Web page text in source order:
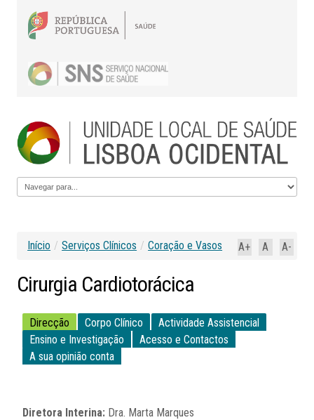
A-
A
A+
Início / Serviços Clínicos / Coração e Vasos
Cirurgia Cardiotorácica
Direcção Corpo Clínico
Actividade Assistencial
Ensino e Investigação
Acesso e Contactos
A sua opinião conta
Diretora Interina: Dra. Marta Marques